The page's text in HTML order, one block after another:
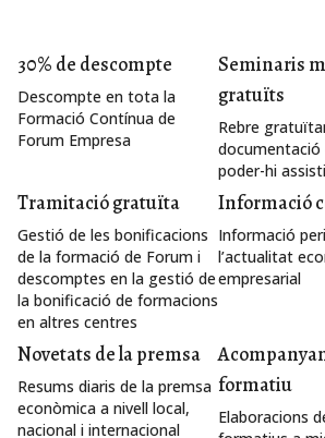
30% de descompte
Descompte en tota la
Formació Contínua de
Forum Empresa
Seminaris
gratuïts
Rebre
documentació
poder-hi
Tramitació gratuïta
Gestió de les bonificacions
de la formació de Forum i
descomptes en la gestió de
la bonificació de formacions
en altres centres
Informació
Informació
l’actualitat
empresarial
Novetats de la premsa
Resums diaris de la premsa
econòmica a nivell local,
nacional i internacional
formatiu
Elaboracions